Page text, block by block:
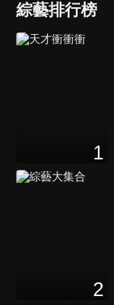
綜藝排行榜
1
2